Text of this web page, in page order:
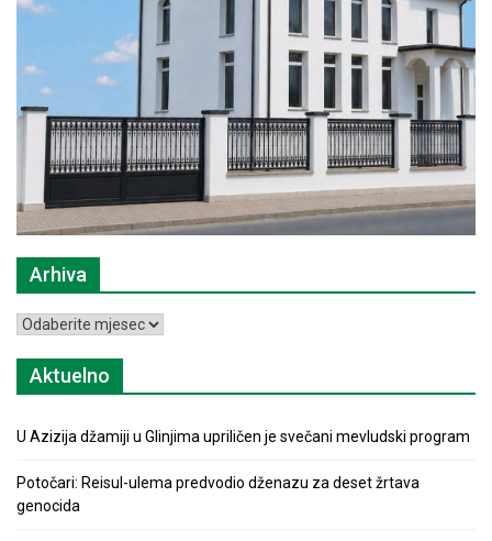
Arhiva
Arhiva
Aktuelno
U Azizija džamiji u Glinjima upriličen je svečani mevludski program
Potočari: Reisul-ulema predvodio dženazu za deset žrtava
genocida